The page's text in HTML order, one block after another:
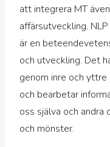
att integrera MT
affärsutveckling.
är en
och utveckling. Det
genom inre och yttre
och bearbetar
oss själva och andra
och mönster.